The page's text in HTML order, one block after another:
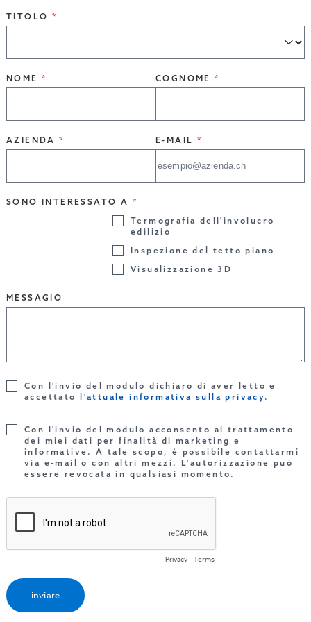
TITOLO
NOME COGNOME
AZIENDA E-MAIL
SONO INTERESSATO A
Termografia dell'involucro
edilizio
Inspezione del tetto piano
Visualizzazione 3D
MESSAGIO
Con l'invio del modulo dichiaro di aver letto e
accettatol'attuale informativa sulla privacy.
Con l'invio del modulo acconsento al trattamento
dei miei dati per finalità di marketing e
informative. A tale scopo, è possibile contattarmi
via e-mail o con altri mezzi. L'autorizzazione può
essere revocata in qualsiasi momento.
Privacy -Terms
inviare